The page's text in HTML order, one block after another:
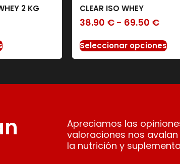
2 KG CLEAR ISO WHEY
38.90 € - 69.50 €
Seleccionar opciones
Apreciamos las
valoraciones nos
la nutrición y